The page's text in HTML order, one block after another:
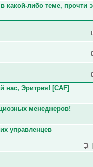
какой-либо теме, прочти
нас, Эритрея! [CAF]
менеджеров!
управленцев